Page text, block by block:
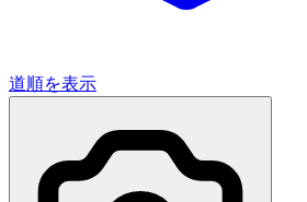
道順を表示